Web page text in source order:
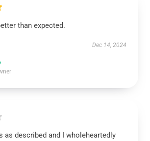
than expected.
Dec 14, 2024
as described and I wholeheartedly